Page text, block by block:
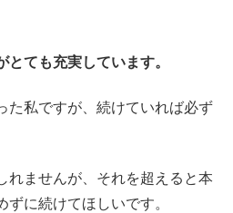
とても充実しています。
た私ですが、続けていれば必ず
れませんが、それを超えると本
に続けてほしいです。